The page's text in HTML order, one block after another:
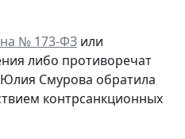
№ 173-ФЗ или
либо противоречат
Юлия Смурова обратила
контрсанкционных